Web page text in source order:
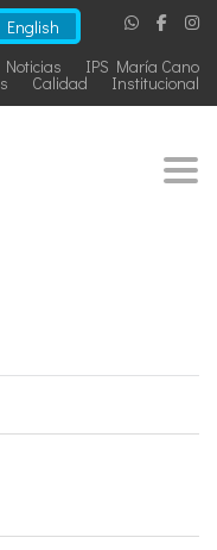
English
IPS María Cano
Noticias
Institucional
Calidad